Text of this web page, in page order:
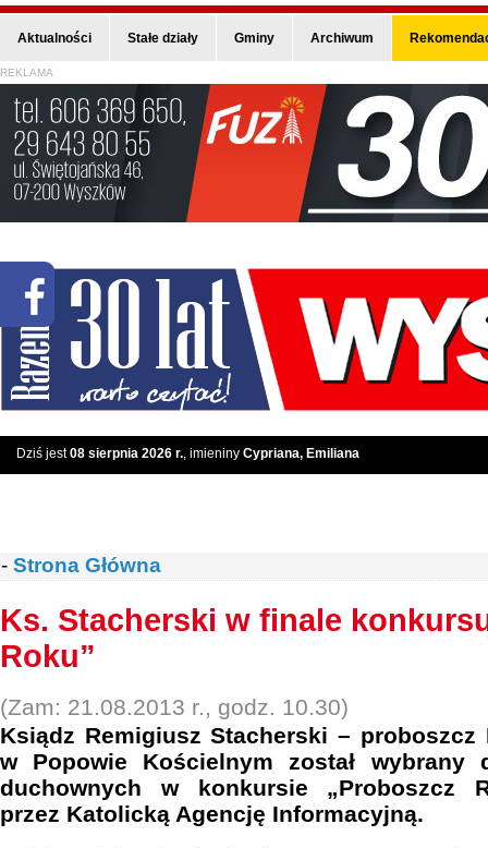
Aktualności Stałe działy Gminy Archiwum
REKLAMA
Dziś jest08 sierpnia 2026 r., imieniny Cypriana, Emiliana
- Strona Główna
Ks. Stacherski w finale
Roku”
(Zam: 21.08.2013 r., godz. 10.30)
Ksiądz Remigiusz Stacherski – proboszcz
w Popowie Kościelnym został wybrany
duchownych w konkursie „Proboszcz
przez Katolicką Agencję Informacyjną.